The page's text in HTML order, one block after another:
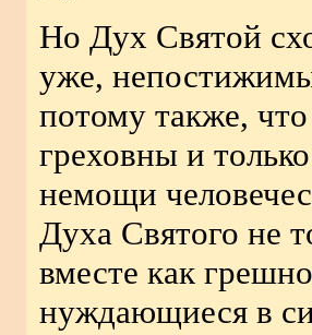
Но Дух Святой
уже,
потому также, что
греховны и
немощи
Духа Святого не
вместе как
нуждающиеся в